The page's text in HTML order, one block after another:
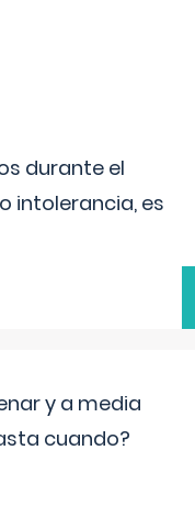
durante el
intolerancia, es
y a media
cuando?